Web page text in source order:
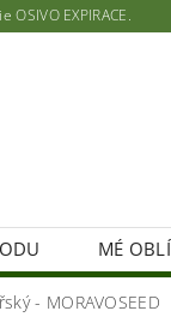
EXPIRACE.
MÉ
- MORAVOSEED